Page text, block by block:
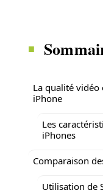
La qualité vidéo
iPhone
Les
iPhones
Comparaison
Utilisation de